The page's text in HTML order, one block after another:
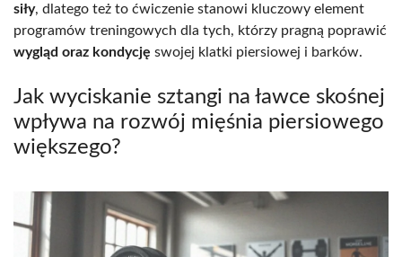
siły, dlatego też to ćwiczenie stanowi kluczowy element
programów treningowych dla tych, którzy pragną poprawić
wygląd oraz kondycję swojej klatki piersiowej i barków.
Jak wyciskanie sztangi na ławce skośnej
wpływa na rozwój mięśnia piersiowego
większego?